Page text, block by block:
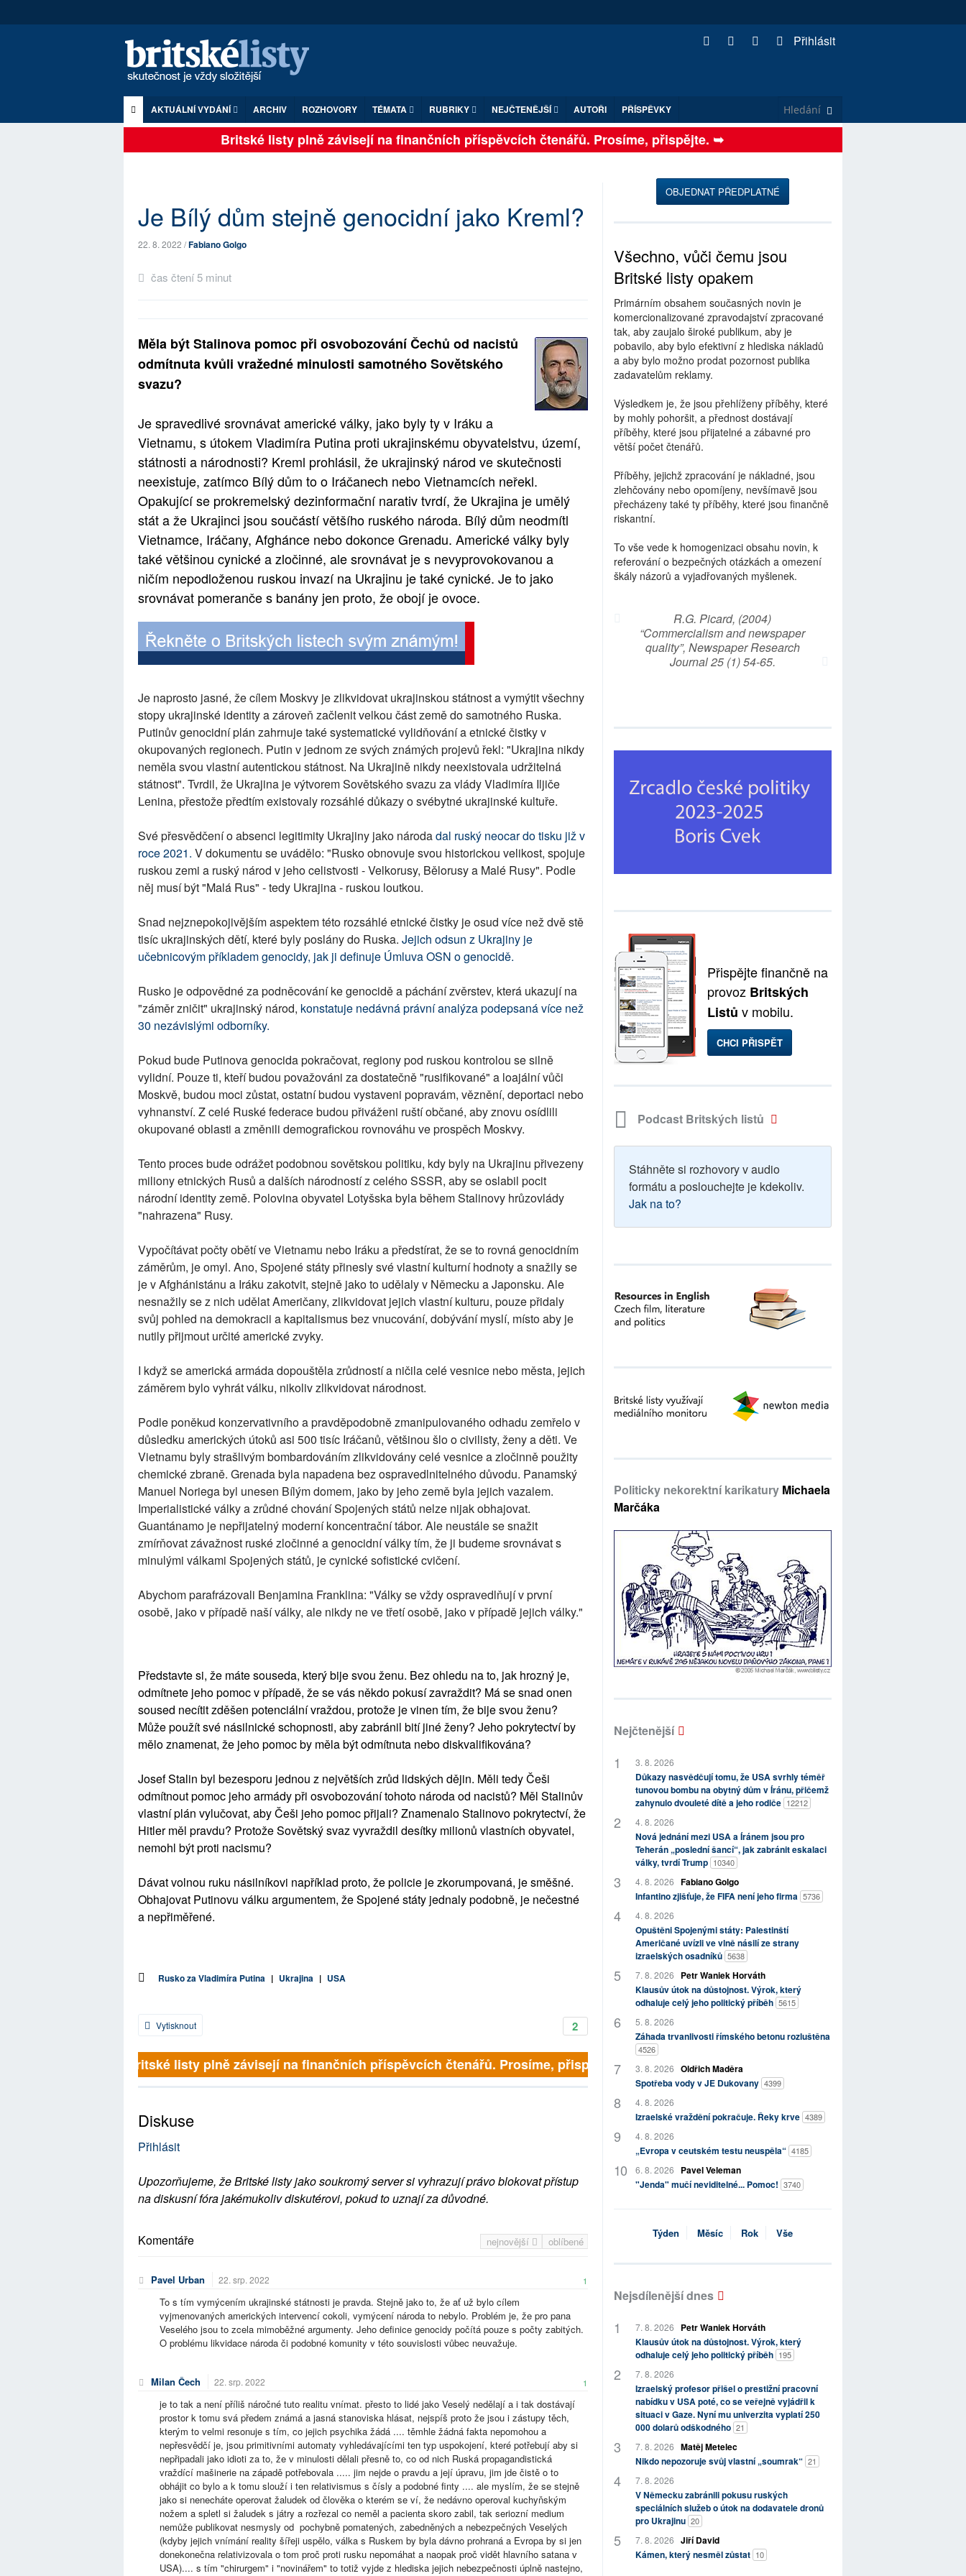
Přihlásit
AKTUÁLNÍ VYDÁNÍ ARCHIV ROZHOVORY TÉMATA RUBRIKY NEJČTENĚJŠÍ AUTOŘI PŘÍSPĚVKY
Britské listy plně závisejí na finančních příspěvcích čtenářů. Prosíme, přispějte. ➥
Je Bílý dům stejně genocidní jako Kreml?
22. 8. 2022 /Fabiano Golgo
čas čtení 5 minut
Měla být Stalinova pomoc při osvobozování Čechů od nacistů
odmítnuta kvůli vražedné minulosti samotného Sovětského
svazu?
Je spravedlivé srovnávat americké války, jako byly ty v Iráku a
Vietnamu, s útokem Vladimíra Putina proti ukrajinskému obyvatelstvu, území,
státnosti a národnosti? Kreml prohlásil, že ukrajinský národ ve skutečnosti
neexistuje, zatímco Bílý dům to o Iráčanech nebo Vietnamcích neřekl.
Opakující se prokremelský dezinformační narativ tvrdí, že Ukrajina je umělý
stát a že Ukrajinci jsou součástí většího ruského národa. Bílý dům neodmítl
Vietnamce, Iráčany, Afghánce nebo dokonce Grenadu. Americké války byly
také většinou cynické a zločinné, ale srovnávat je s nevyprovokovanou a
ničím nepodloženou ruskou invazí na Ukrajinu je také cynické. Je to jako
srovnávat pomeranče s banány jen proto, že obojí je ovoce.
Je naprosto jasné, že cílem Moskvy je zlikvidovat ukrajinskou státnost a vymýtit všechny
stopy ukrajinské identity a zároveň začlenit velkou část země do samotného Ruska.
Putinův genocidní plán zahrnuje také systematické vylidňování a etnické čistky v
okupovaných regionech. Putin v jednom ze svých známých projevů řekl: "Ukrajina nikdy
neměla svou vlastní autentickou státnost. Na Ukrajině nikdy neexistovala udržitelná
státnost". Tvrdil, že Ukrajina je výtvorem Sovětského svazu za vlády Vladimíra Iljiče
Lenina, přestože předtím existovaly rozsáhlé důkazy o svébytné ukrajinské kultuře.
Své přesvědčení o absenci legitimity Ukrajiny jako národadal ruský neocar do tisku již v
roce 2021. V dokumentu se uvádělo: "Rusko obnovuje svou historickou velikost, spojuje
ruskou zemi a ruský národ v jeho celistvosti - Velkorusy, Bělorusy a Malé Rusy". Podle
něj musí být "Malá Rus" - tedy Ukrajina - ruskou loutkou.
Snad nejznepokojivějším aspektem této rozsáhlé etnické čistky je osud více než dvě stě
tisíc ukrajinských dětí, které byly poslány do Ruska. Jejich odsun z Ukrajiny je
učebnicovým příkladem genocidy, jak ji definuje Úmluva OSN o genocidě.
Rusko je odpovědné za podněcování ke genocidě a páchání zvěrstev, která ukazují na
"záměr zničit" ukrajinský národ, konstatuje nedávná právní analýza podepsaná více než
30 nezávislými odborníky.
Pokud bude Putinova genocida pokračovat, regiony pod ruskou kontrolou se silně
vylidní. Pouze ti, kteří budou považováni za dostatečně "rusifikované" a loajální vůči
Moskvě, budou moci zůstat, ostatní budou vystaveni popravám, věznění, deportaci nebo
vyhnanství. Z celé Ruské federace budou přiváženi ruští občané, aby znovu osídlili
okupované oblasti a změnili demografickou rovnováhu ve prospěch Moskvy.
Tento proces bude odrážet podobnou sovětskou politiku, kdy byly na Ukrajinu přivezeny
miliony etnických Rusů a dalších národností z celého SSSR, aby se oslabil pocit
národní identity země. Polovina obyvatel Lotyšska byla během Stalinovy hrůzovlády
"nahrazena" Rusy.
Vypočítávat počty obětí ve Vietnamu nebo Iráku a předstírat, že se to rovná genocidním
záměrům, je omyl. Ano, Spojené státy přinesly své vlastní kulturní hodnoty a snažily se
je v Afghánistánu a Iráku zakotvit, stejně jako to udělaly v Německu a Japonsku. Ale
nesnažily se z nich udělat Američany, zlikvidovat jejich vlastní kulturu, pouze přidaly
svůj pohled na demokracii a kapitalismus bez vnucování, dobývání myslí, místo aby je
nutily přijmout určité americké zvyky.
I když se americká armáda dopouštěla zrůdností a ničila celé vesnice nebo města, jejich
záměrem bylo vyhrát válku, nikoliv zlikvidovat národnost.
Podle poněkud konzervativního a pravděpodobně zmanipulovaného odhadu zemřelo v
důsledku amerických útoků asi 500 tisíc Iráčanů, většinou šlo o civilisty, ženy a děti. Ve
Vietnamu byly strašlivým bombardováním zlikvidovány celé vesnice a zločinně použity
chemické zbraně. Grenada byla napadena bez ospravedlnitelného důvodu. Panamský
Manuel Noriega byl unesen Bílým domem, jako by jeho země byla jejich vazalem.
Imperialistické války a zrůdné chování Spojených států nelze nijak obhajovat.
Guantánamo je nepřijatelný moderní koncentrační tábor. Ale neustále se snažit
zmírňovat závažnost ruské zločinné a genocidní války tím, že ji budeme srovnávat s
minulými válkami Spojených států, je cynické sofistické cvičení.
Abychom parafrázovali Benjamina Franklina: "Války se vždy ospravedlňují v první
osobě, jako v případě naší války, ale nikdy ne ve třetí osobě, jako v případě jejich války."
Představte si, že máte souseda, který bije svou ženu. Bez ohledu na to, jak hrozný je,
odmítnete jeho pomoc v případě, že se vás někdo pokusí zavraždit? Má se snad onen
soused necítit zděšen potenciální vraždou, protože je vinen tím, že bije svou ženu?
Může použít své násilnické schopnosti, aby zabránil bití jiné ženy? Jeho pokrytectví by
mělo znamenat, že jeho pomoc by měla být odmítnuta nebo diskvalifikována?
Josef Stalin byl bezesporu jednou z největších zrůd lidských dějin. Měli tedy Češi
odmítnout pomoc jeho armády při osvobozování tohoto národa od nacistů? Měl Stalinův
vlastní plán vylučovat, aby Češi jeho pomoc přijali? Znamenalo Stalinovo pokrytectví, že
Hitler měl pravdu? Protože Sovětský svaz vyvraždil desítky milionů vlastních obyvatel,
nemohl být proti nacismu?
Dávat volnou ruku násilníkovi například proto, že policie je zkorumpovaná, je směšné.
Obhajovat Putinovu válku argumentem, že Spojené státy jednaly podobně, je nečestné
a nepřiměřené.
Rusko za Vladimíra Putina | Ukrajina | USA
2
Vytisknout
Britské listy plně závisejí na finančních příspěvcích čtenářů. Prosíme, přispějte. ➥
Diskuse
Přihlásit
Upozorňujeme, že Britské listy jako soukromý server si vyhrazují právo blokovat přístup
na diskusní fóra jakémukoliv diskutérovi, pokud to uznají za důvodné.
nejnovější oblíbené
Komentáře
Pavel Urban 22. srp. 2022 1
To s tím vymýcením ukrajinské státnosti je pravda. Stejně jako to, že ať už bylo cílem
vyjmenovaných amerických intervencí cokoli, vymýcení národa to nebylo. Problém je, že pro pana
Veselého jsou to zcela mimoběžné argumenty. Jeho definice genocidy počítá pouze s počty zabitých.
O problému likvidace národa či podobné komunity v této souvislosti vůbec neuvažuje.
Milan Čech 22. srp. 2022 1
je to tak a není příliš náročné tuto realitu vnímat. přesto to lidé jako Veselý nedělají a i tak dostávají
prostor k tomu svá předem známá a jasná stanoviska hlásat, nejspíš proto že jsou i zástupy těch,
kterým to velmi resonuje s tím, co jejich psychika žádá .... těmhle žádná fakta nepomohou a
nepřesvědčí je, jsou primitivními automaty vyhledávajícími ten typ uspokojení, které potřebují aby si
nepřipadali jako idioti za to, že v minulosti dělali přesně to, co od nich Ruská propagandistická
vraždící mašinerie na západě potřebovala ..... jim nejde o pravdu a její úpravu, jim jde čistě o to
obhájit co bylo a k tomu slouží i ten relativismus s čísly a podobné finty .... ale myslím, že se stejně
jako si nenecháte operovat žaludek od člověka o kterém se ví, že nedávno operoval kuchyňským
nožem a spletl si žaludek s játry a rozřezal co neměl a pacienta skoro zabil, tak seriozní medium
nemůže publikovat nesmysly od pochybně pomatených, zabedněných a nebezpečných Veselých
(kdyby jejich vnímání reality šířeji uspělo, válka s Ruskem by byla dávno prohraná a Evropa by si jen
donekonečna relativizovala o tom proč proti rusku nepomáhat a naopak proč vidět hlavního satana v
USA).... s tím "chirurgem" i "novinářem" to totiž vyjde z hlediska jejich nebezpečnosti úplně nastejno,
OBJEDNAT PŘEDPLATNÉ
Všechno, vůči čemu jsou
Britské listy opakem
Primárním obsahem současných novin je
komercionalizované zpravodajství zpracované
tak, aby zaujalo široké publikum, aby je
pobavilo, aby bylo efektivní z hlediska nákladů
a aby bylo možno prodat pozornost publika
zadavatelům reklamy.
Výsledkem je, že jsou přehlíženy příběhy, které
by mohly pohoršit, a přednost dostávají
příběhy, které jsou přijatelné a zábavné pro
větší počet čtenářů.
Příběhy, jejichž zpracování je nákladné, jsou
zlehčovány nebo opomíjeny, nevšímavě jsou
přecházeny také ty příběhy, které jsou finančně
riskantní.
To vše vede k homogenizaci obsahu novin, k
referování o bezpečných otázkách a omezení
škály názorů a vyjadřovaných myšlenek.
R.G. Picard, (2004)
“Commercialism and newspaper
quality”, Newspaper Research
Journal 25 (1) 54-65.
Přispějte finančně na
provoz Britských
Listů v mobilu.
CHCI PŘISPĚT
Podcast Britských listů
Stáhněte si rozhovory v audio
formátu a poslouchejte je kdekoliv.
Jak na to?
Politicky nekorektní karikatury Michaela
Marčáka
Nejčtenější
3. 8. 2026
Důkazy nasvědčují tomu, že USA svrhly téměř
tunovou bombu na obytný dům v Íránu, přičemž
zahynulo dvouleté dítě a jeho rodiče 12212
4. 8. 2026
Nová jednání mezi USA a Íránem jsou pro
Teherán „poslední šancí“, jak zabránit eskalaci
války, tvrdí Trump 10340
4. 8. 2026 Fabiano Golgo
Infantino zjišťuje, že FIFA není jeho firma 5736
4. 8. 2026
Opuštěni Spojenými státy: Palestinští
Američané uvízli ve vlně násilí ze strany
izraelských osadníků 5638
7. 8. 2026
Petr Waniek Horváth
Klausův útok na důstojnost. Výrok, který
odhaluje celý jeho politický příběh 5615
5. 8. 2026
Záhada trvanlivosti římského betonu rozluštěna
4526
3. 8. 2026 Oldřich Maděra
Spotřeba vody v JE Dukovany 4399
4. 8. 2026
Izraelské vraždění pokračuje. Řeky krve 4389
4. 8. 2026
„Evropa v ceutském testu neuspěla“ 4185
6. 8. 2026
Pavel Veleman
"Jenda" mučí neviditelné... Pomoc! 3740
Týden Měsíc Rok Vše
Nejsdílenější dnes
7. 8. 2026
Petr Waniek Horváth
Klausův útok na důstojnost. Výrok, který
odhaluje celý jeho politický příběh 195
7. 8. 2026
Izraelský profesor přišel o prestižní pracovní
nabídku v USA poté, co se veřejně vyjádřil k
situaci v Gaze. Nyní mu univerzita vyplatí 250
000 dolarů odškodného 21
7. 8. 2026 Matěj Metelec
Nikdo nepozoruje svůj vlastní „soumrak“ 21
7. 8. 2026
V Německu zabránili pokusu ruských
speciálních služeb o útok na dodavatele dronů
pro Ukrajinu 20
7. 8. 2026 Jiří David
Kámen, který nesměl zůstat 10